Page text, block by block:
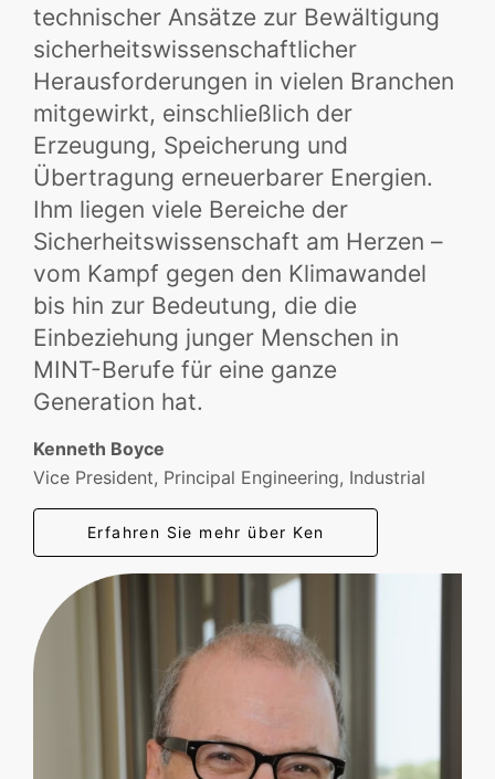
technischer Ansätze zur Bewältigung
sicherheitswissenschaftlicher
Herausforderungen in vielen Branchen
mitgewirkt, einschließlich der
Erzeugung, Speicherung und
Übertragung erneuerbarer Energien.
Ihm liegen viele Bereiche der
Sicherheitswissenschaft am Herzen –
vom Kampf gegen den Klimawandel
bis hin zur Bedeutung, die die
Einbeziehung junger Menschen in
MINT-Berufe für eine ganze
Generation hat.
Kenneth Boyce
Vice President, Principal Engineering, Industrial
Erfahren Sie mehr über Ken